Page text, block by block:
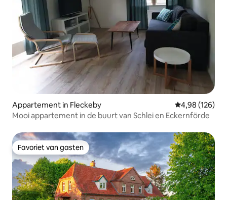
Appartement in Fleckeby Gemiddelde
4,98 (126)
Mooi appartement in de buurt van Schlei en Eckernförde
Favoriet van gasten
Favoriet van gasten